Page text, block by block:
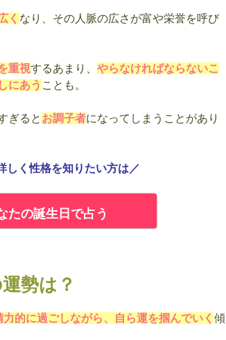
く なり、その人脈の広さが富や栄誉を呼び
重視するあまり、 やらなければならないこ
にあう ことも。
ぎると お調子者になってしまうことがあり
しく性格を知りたい方は／
たの誕生日で占う
勢は？
力的に過ごしながら、自ら運を掴んでいく 傾